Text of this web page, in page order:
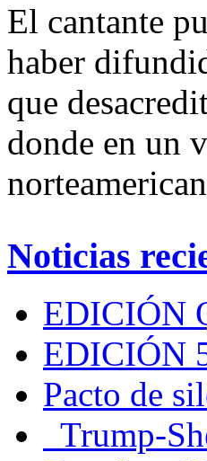
El cantante
haber
que
donde en un
Noticias
EDICIÓN
EDICIÓN
Pacto de
Trump-